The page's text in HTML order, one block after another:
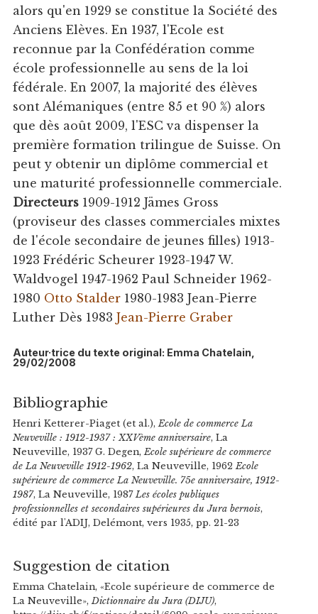
alors qu'en 1929 se constitue la Société des
Anciens Elèves. En 1937, l'Ecole est
reconnue par la Confédération comme
école professionnelle au sens de la loi
fédérale. En 2007, la majorité des élèves
sont Alémaniques (entre 85 et 90 %) alors
que dès août 2009, l'ESC va dispenser la
première formation trilingue de Suisse. On
peut y obtenir un diplôme commercial et
une maturité professionnelle commerciale.
Directeurs1909-1912 Jämes Gross
(proviseur des classes commerciales mixtes
de l'école secondaire de jeunes filles) 1913-
1923 Frédéric Scheurer 1923-1947 W.
Waldvogel 1947-1962 Paul Schneider 1962-
1980 Otto Stalder1980-1983 Jean-Pierre
Luther Dès 1983 Jean-Pierre Graber
Auteur·trice du texte original: Emma Chatelain,
29/02/2008
Bibliographie
Henri Ketterer-Piaget (et al.),Ecole de commerce La
Neuveville : 1912-1937 : XXVème anniversaire, La
Neuveville, 1937 G. Degen,Ecole supérieure de commerce
de La Neuveville 1912-1962, La Neuveville, 1962Ecole
supérieure de commerce La Neuveville. 75e anniversaire, 1912-
1987, La Neuveville, 1987Les écoles publiques
professionnelles et secondaires supérieures du Jura bernois,
édité par l'ADIJ, Delémont, vers 1935, pp. 21-23
Suggestion de citation
Emma Chatelain, «Ecole supérieure de commerce de
La Neuveville», Dictionnaire du Jura (DIJU),